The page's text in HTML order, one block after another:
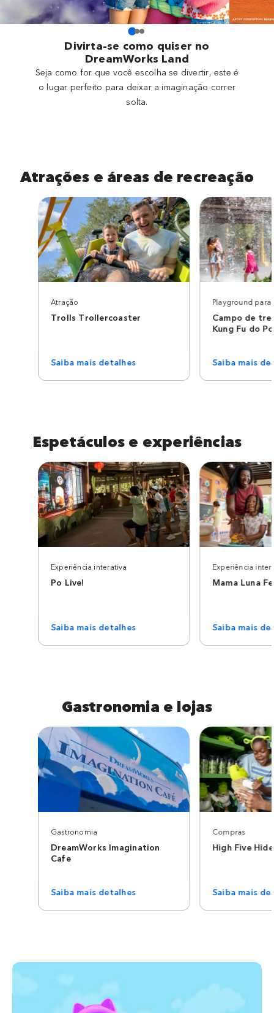
Divirta-se como quiser no
DreamWorks Land
Seja como for que você escolha se divertir, este é
o lugar perfeito para deixar a imaginação correr
solta.
Atrações e áreas de recreação
Atração
Trolls Trollercoaster
Saiba mais detalhes
Playground para
Campo de
Kung Fu do Po
Saiba mais
Espetáculos e experiências
Experiência interativa
Po Live!
Saiba mais detalhes
Experiência
Mama Luna
Saiba mais
Gastronomia e lojas
Gastronomia
DreamWorks Imagination
Cafe
Saiba mais detalhes
Compras
High Five
Saiba mais